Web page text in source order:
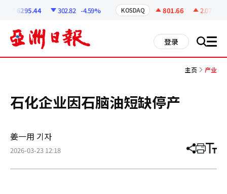
6295.44 302.82 -4.59% KOSDAQ 801.66 2.07
登录 搜 all
主页 产业
石化企业因石脑油短缺停产
姜一用 기자
2026-03-23 12:18 分
章
打 调
小